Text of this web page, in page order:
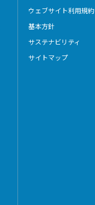
ウェブサイト利用規約
基本方針
サステナビリティ
サイトマップ